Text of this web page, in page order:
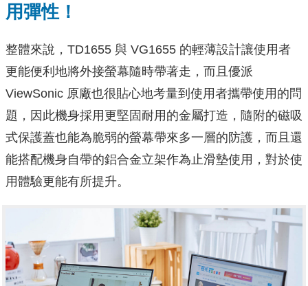
用彈性！
整體來說，TD1655 與 VG1655 的輕薄設計讓使用者
更能便利地將外接螢幕隨時帶著走，而且優派
ViewSonic 原廠也很貼心地考量到使用者攜帶使用的問
題，因此機身採用更堅固耐用的金屬打造，隨附的磁吸
式保護蓋也能為脆弱的螢幕帶來多一層的防護，而且還
能搭配機身自帶的鋁合金立架作為止滑墊使用，對於使
用體驗更能有所提升。